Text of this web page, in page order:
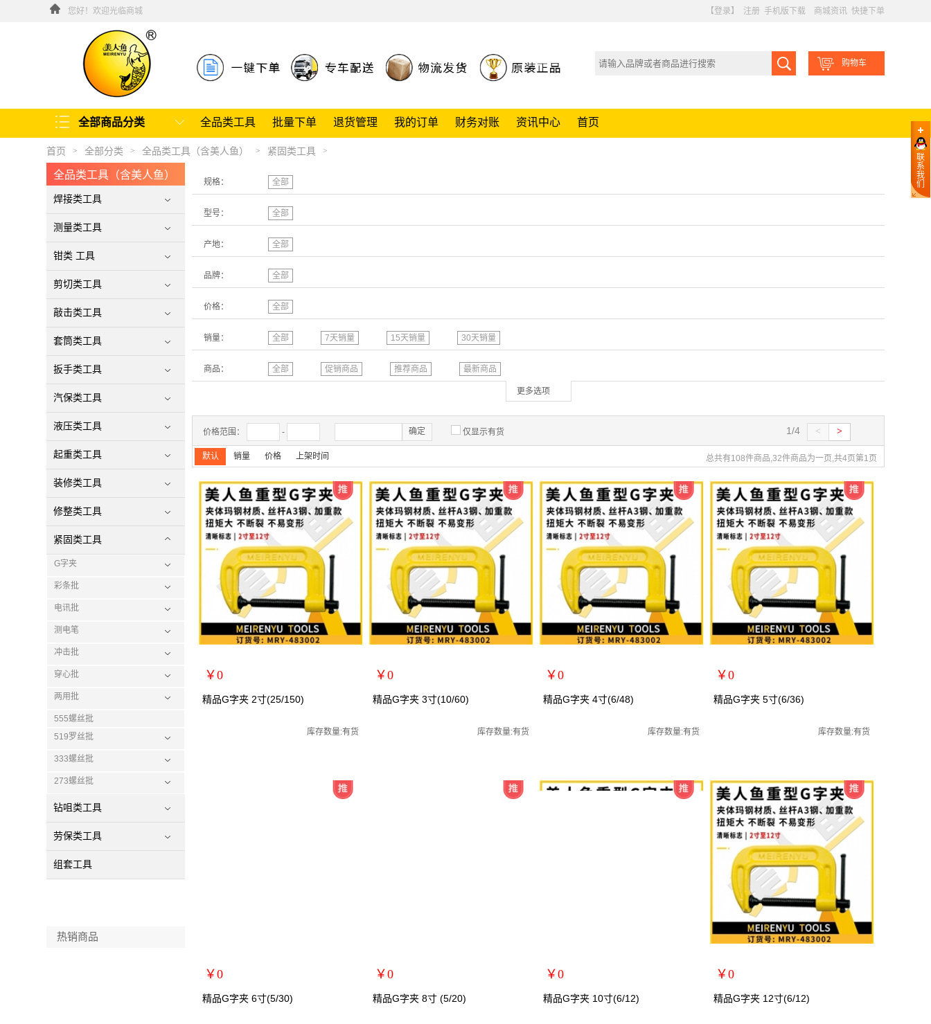
您好！欢迎光临商城 【登录】 注册 手机版下载 商城资讯 快捷下单
购物车
全品类工具 批量下单 退货管理 我的订单 财务对账 资讯中心 首页
全部商品分类
联
系
我
们
首页 > 全部分类 > 全品类工具（含美人鱼） > 紧固类工具 >
全品类工具（含美人鱼）
焊接类工具
测量类工具
钳类 工具
剪切类工具
敲击类工具
套筒类工具
扳手类工具
汽保类工具
液压类工具
起重类工具
装修类工具
修整类工具
紧固类工具
G字夹
彩条批
电讯批
测电笔
冲击批
穿心批
两用批
555螺丝批
519罗丝批
333螺丝批
273螺丝批
钻咀类工具
劳保类工具
组套工具
热销商品
规格： 全部
型号： 全部
产地： 全部
品牌： 全部
价格： 全部
销量： 全部 7天销量 15天销量 30天销量
商品： 全部 促销商品 推荐商品 最新商品
更多选项
价格范围： - 确定 仅显示有货 >
<
1/4
默认 销量 价格 上架时间 总共有108件商品,32件商品为一页,共4页第1页
￥0
扩展说明：
关键词：G字架万用夹C型夹/老虎夹/台钳
精品G字夹 2寸(25/150)
库存数量:有货
￥0
扩展说明：
关键词：G字架/万用夹/C型夹/老虎夹/台钳
精品G字夹 3寸(10/60)
库存数量:有货
￥0
扩展说明：
关键词：G字架/万用夹/C型夹/老虎夹/台钳
单位：
精品G字夹 4寸(6/48)
库存数量:有货
￥0
扩展说明：
关键词：G字架/万用夹/C型夹/老虎夹/台钳
单位：
精品G字夹 5寸(6/36)
库存数量:有货
￥0
扩展说明：
精品G字夹 6寸(5/30)
￥0
扩展说明：
精品G字夹 8寸 (5/20)
￥0
扩展说明：
精品G字夹 10寸(6/12)
￥0
扩展说明：
精品G字夹 12寸(6/12)